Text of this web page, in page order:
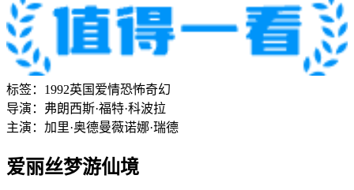
标签： 1992英国 爱情恐怖奇幻
导演： 弗朗西斯·福特·科波拉
主演： 加里·奥德曼薇诺娜·瑞德
爱丽丝梦游仙境